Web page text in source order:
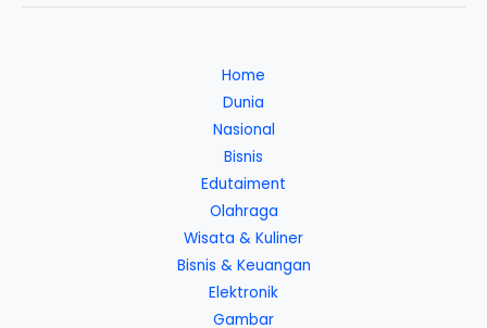
Home
Dunia
Nasional
Bisnis
Edutaiment
Olahraga
Wisata & Kuliner
Bisnis & Keuangan
Elektronik
Gambar